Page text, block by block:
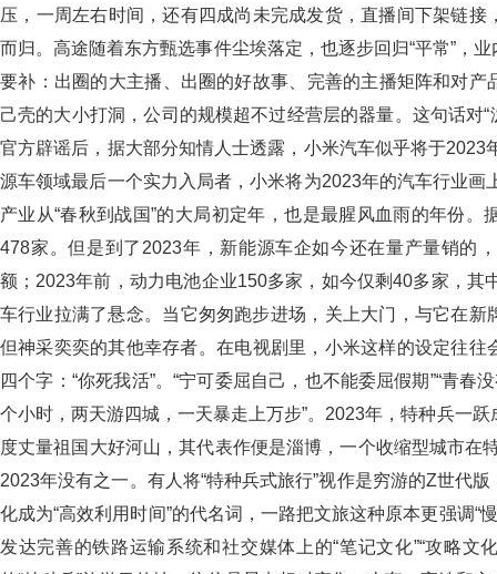
压，一周左右时间，还有四成尚未完成发货，直播间下架链接
而归。高途随着东方甄选事件尘埃落定，也逐步回归“平常”
要补：出圈的大主播、出圈的好故事、完善的主播矩阵和对
己壳的大小打洞，公司的规模超不过经营层的器量。这句话对
官方辟谣后，据大部分知情人士透露，小米汽车似乎将于2023
源车领域最后一个实力入局者，小米将为2023年的汽车行业画
产业从“春秋到战国”的大局初定年，也是最腥风血雨的年份
478家。但是到了2023年，新能源车企如今还在量产量销的
额；2023年前，动力电池企业150多家，如今仅剩40多家，
车行业拉满了悬念。当它匆匆跑步进场，关上大门，与它在
但神采奕奕的其他幸存者。在电视剧里，小米这样的设定往
四个字：“你死我活”。“宁可委屈自己，也不能委屈假期”“青
个小时，两天游四城，一天暴走上万步”。2023年，特种兵
度丈量祖国大好河山，其代表作便是淄博，一个收缩型城市在
2023年没有之一。有人将“特种兵式旅行”视作是穷游的Z世代
化成为“高效利用时间”的代名词，一路把文旅这种原本更强调“慢
发达完善的铁路运输系统和社交媒体上的“笔记文化”“攻略文化